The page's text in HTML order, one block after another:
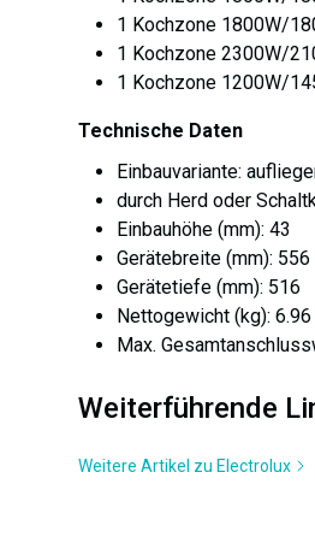
1 Kochzone 1800W/
1 Kochzone 2300W/
1 Kochzone 1200W/
Technische Daten
Einbauvariante:
durch Herd oder
Einbauhöhe (mm): 43
Gerätebreite (mm): 556
Gerätetiefe (mm): 516
Nettogewicht (kg): 6.96
Max.
Weiterführende
Weitere Artikel zu Electrolux